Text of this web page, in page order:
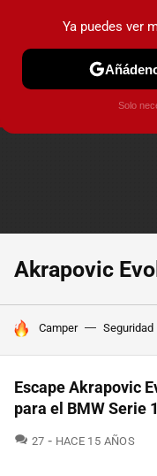
PRUEBAS COCHES
Akrapovic
HOY SE HABLA DE
Camper Seguridad
Escape Akrapovic
para el BMW Serie
27 COMENTARIOS
HACE 15 AÑOS
Ya puedes ver
Solo